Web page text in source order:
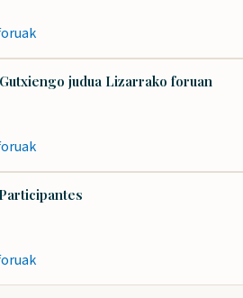
judua Lizarrako foruan